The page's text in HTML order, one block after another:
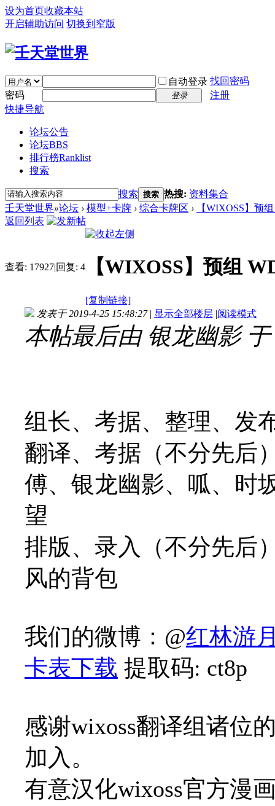
设为首页收藏本站
开启辅助访问 切换到窄版
自动登录 找回密码
密码
登录
注册
快捷导航
论坛公告
论坛BBS
排行榜Ranklist
搜索
搜索 搜索 热搜: 资料集合
壬天堂世界»论坛 › 模型+卡牌 › 综合卡牌区 ›
【WIXOSS】预
返回列表
查看: 17927|回复: 4 【WIXOSS】预组
[复制链接]
发表于 2019-4-25 15:48:27 | 显示全部楼层 |阅读模式
本帖最后由 银龙幽影 于
组长、考据、整理、发
翻译、考据（不分先后
傅、银龙幽影、呱、时
望
排版、录入（不分先后
风的背包
我们的微博：@红林游
卡表下载 提取码: ct8p
感谢wixoss翻译组诸位
加入。
有意汉化wixoss官方漫